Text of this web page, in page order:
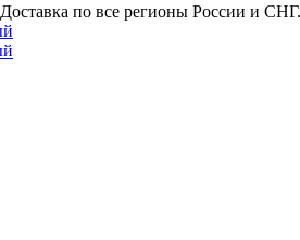
по все регионы России и